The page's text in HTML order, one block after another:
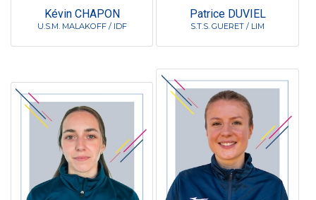
Kévin CHAPON
U.S.M. MALAKOFF / IDF
Patrice DUVIEL
S.T.S. GUERET / LIM